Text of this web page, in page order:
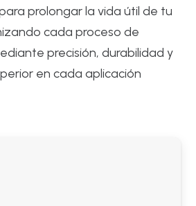
prolongar la vida útil de tu
cada proceso de
precisión, durabilidad y
en cada aplicación